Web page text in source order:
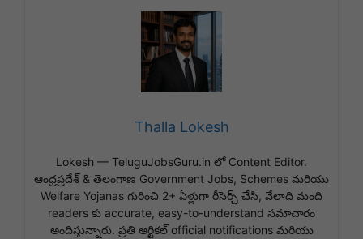
Thalla Lokesh
Lokesh — TeluguJobsGuru.in లో Content Editor.
ఆంధ్రప్రదేశ్ & తెలంగాణ Government Jobs, Schemes మరియు
Welfare Yojanas గురించి 2+ ఏళ్లుగా రీసెర్చ్ చేసి, వేలాది మంది
readers కు accurate, easy-to-understand సమాచారం
అందిస్తున్నారు. ప్రతి ఆర్టికల్ official notifications మరియు